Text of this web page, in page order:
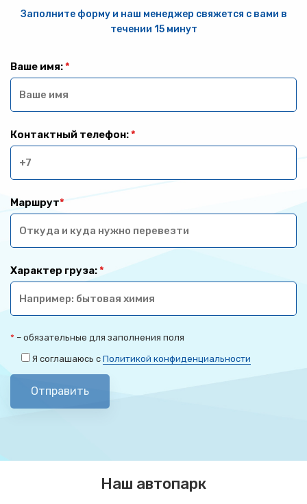
Заполните форму и наш менеджер свяжется с вами в
течении 15 минут
Ваше имя:*
Контактный телефон:*
Маршрут*
Характер груза:*
* – обязательные для заполнения поля
Я соглашаюсь с Политикой конфиденциальности
Отправить
Наш автопарк